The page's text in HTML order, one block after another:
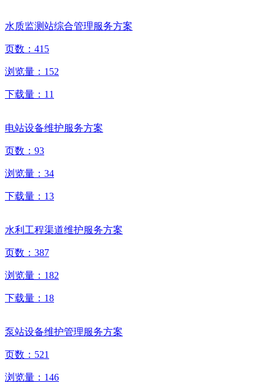
水质监测站综合管理服务方案
页数： 415
浏览量： 152
下载量： 11
电站设备维护服务方案
页数： 93
浏览量： 34
下载量： 13
水利工程渠道维护服务方案
页数： 387
浏览量： 182
下载量： 18
泵站设备维护管理服务方案
页数： 521
浏览量： 146